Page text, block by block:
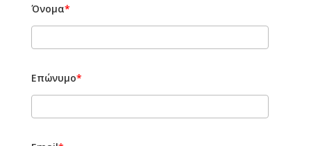
Όνομα*
Επώνυμο*